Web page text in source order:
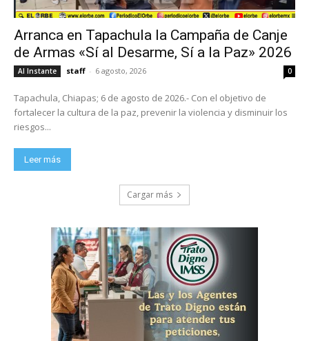
Arranca en Tapachula la Campaña de Canje
de Armas «Sí al Desarme, Sí a la Paz» 2026
Al Instante staff - 6 agosto, 2026 0
Tapachula, Chiapas; 6 de agosto de 2026.- Con el objetivo de
fortalecer la cultura de la paz, prevenir la violencia y disminuir los
riesgos...
Leer más
Cargar más